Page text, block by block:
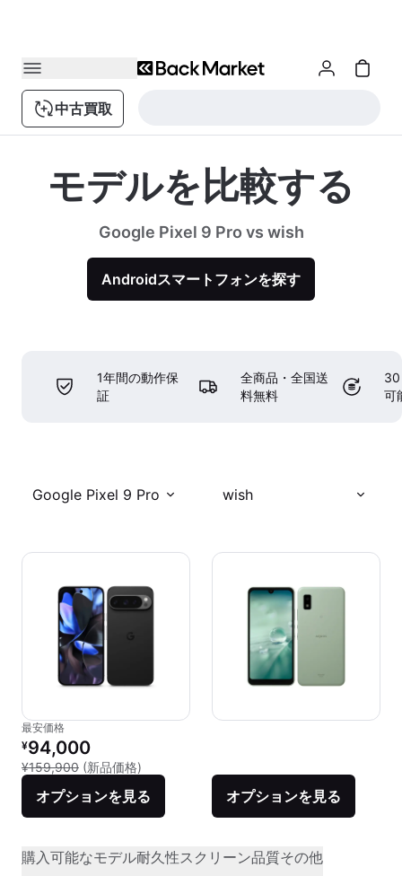
中古買取
モデルを比較する
Google Pixel 9 Pro vs wish
Androidスマートフォンを探す
1年間の動作保
証
全商品・全国送
料無料
30
可
Google Pixel 9 Pro wish
最安価格
リファービッシュ品の価格：
¥94,000
¥159,900 (新品価格)
オプションを見る オプションを見る
購入可能なモデル耐久性スクリーン品質その他